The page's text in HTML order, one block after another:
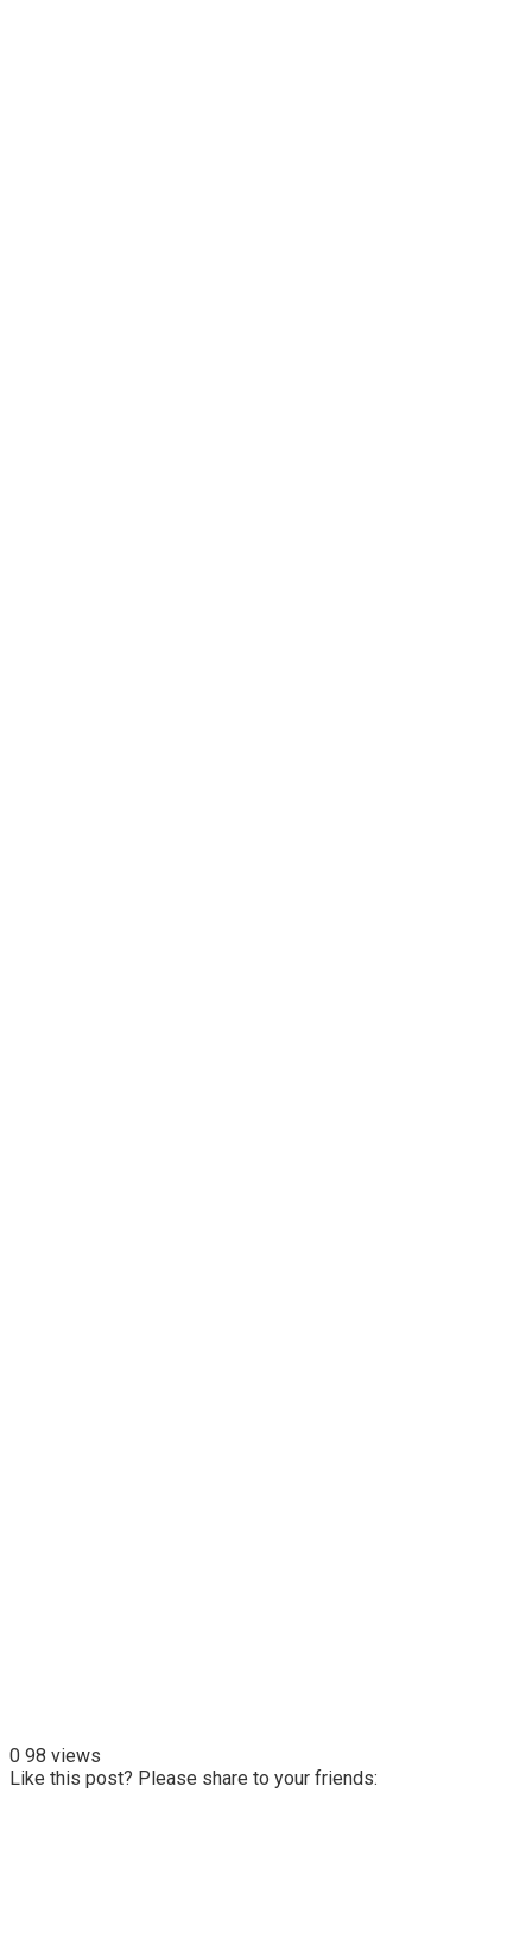
0 98 views
Like this post? Please share to your friends: